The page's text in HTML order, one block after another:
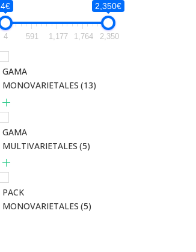
4€ 2,350€
4 591 1,177 1,764 2,350
GAMA
MONOVARIETALES (13)
GAMA
MULTIVARIETALES (5)
PACK
MONOVARIETALES (5)